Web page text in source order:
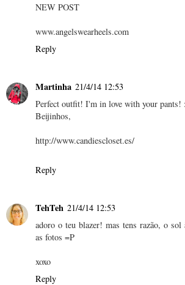
NEW POST
www.angelswearheels.com
Reply
Martinha 21/4/14 12:53
Perfect outfit! I'm in love with your pants!
Beijinhos,
http://www.candiescloset.es/
Reply
TehTeh 21/4/14 12:53
adoro o teu blazer! mas tens razão, o sol
as fotos =P
xoxo
Reply